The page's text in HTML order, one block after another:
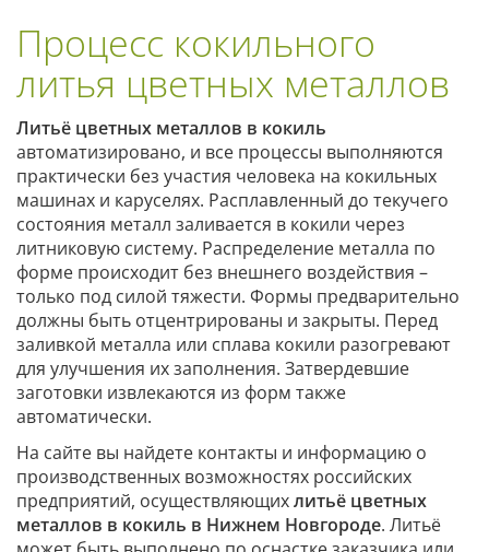
Процесс кокильного
литья цветных металлов
Литьё цветных металлов в кокиль
автоматизировано, и все процессы выполняются
практически без участия человека на кокильных
машинах и каруселях. Расплавленный до текучего
состояния металл заливается в кокили через
литниковую систему. Распределение металла по
форме происходит без внешнего воздействия –
только под силой тяжести. Формы предварительно
должны быть отцентрированы и закрыты. Перед
заливкой металла или сплава кокили разогревают
для улучшения их заполнения. Затвердевшие
заготовки извлекаются из форм также
автоматически.
На сайте вы найдете контакты и информацию о
производственных возможностях российских
предприятий, осуществляющихлитьё цветных
металлов в кокиль в Нижнем Новгороде. Литьё